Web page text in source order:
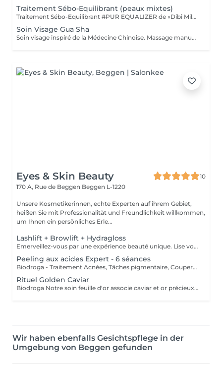
Traitement Sébo-Equilibrant (peaux mixtes)
Traitement Sébo-Equilibrant #PUR EQUALIZER de «Dibi Milano» grâce aux performances de ses principes actifs innovants, il est en mesure de régulariser l'excès de sébum, en procurant un effet matifiant et en réduisant visiblement les pores dilatés, le grain de peau est affiné. Ce soin aide à matifier la peau tout en la maintenant hydratée et protégée. (Masque bio-cellulose) POUR LES PEAUX MIXTES À GRASSES
Soin Visage Gua Sha
Soin visage inspiré de la Médecine Chinoise. Massage manuel et avec les « Gua Sha » effet drainant qui agit sur les énergies, pour évacuer les toxines et stimuler la micro-circulation. *Décongestionne *Apaise *Lift
Eyes & Skin Beauty
10
170 A, Rue de Beggen Beggen L-1220
Unsere Kosmetikerinnen, echte Experten auf ihrem Gebiet,
heißen Sie mit Professionalität und Freundlichkeit willkommen,
um Ihnen ein persönliches Erle...
Lashlift + Browlift + Hydragloss
Emerveillez-vous par une expérience beauté unique. Lise votre Experte révélera votre potentiel beauté par le biais de prestations Regard et Lèvres haut de gamme combinées; La meilleur version de vous-même au naturel. Produit revente 1x Kératin'Love, 1xBrowStylingSoap 1 x Masque Lèvres
Peeling aux acides Expert - 6 séances
Biodroga - Traitement Acnées, Tâches pigmentaire, Couperose, Kératogenèse Découvrez notre gamme prestige expert en soin du visage. Notre soin peeling médical institut consiste à traiter une problématique de peau (acné, taches pigmentaires, rides, couperose, pores dilatés, peau sèche) pour un résultat optimal. Cette gamme de soin est innovée par des médecins esthétiques et dermatologues allemands. Biodroga - Traitement Acnées, Tâches pigmentaire, Couperose, Kératogenèse
Rituel Golden Caviar
Biodroga Notre soin feuille d'or associe caviar et or précieux pour apporter fraîcheur, hydratation et vitalité à votre peau. Les rides et ridules sont visiblement lissées, repulpées, laissant un teint éclatant. Parfait pour de l'anti-âge.
Wir haben ebenfalls Gesichtspflege in der
Umgebung von Beggen gefunden